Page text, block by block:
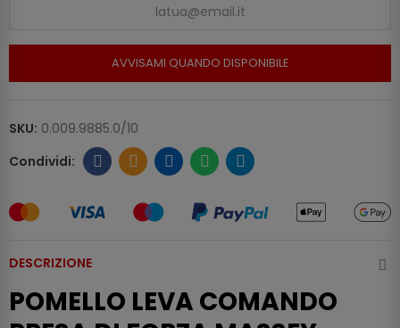
AVVISAMI QUANDO DISPONIBILE
SKU: 0.009.9885.0/10
DESCRIZIONE
POMELLO LEVA COMANDO